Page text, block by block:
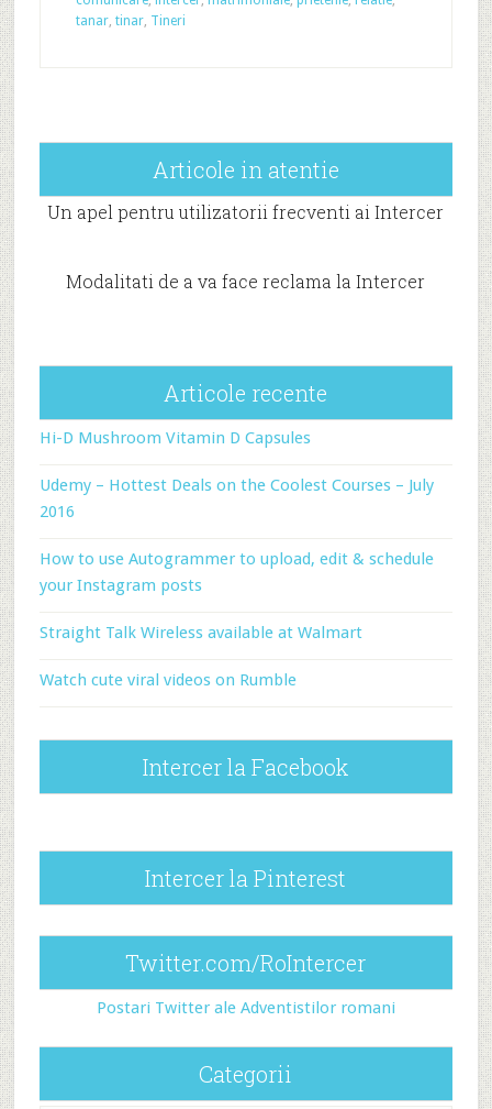
tanar, tinar, Tineri
Articole in atentie
Un apel pentru utilizatorii frecventi ai Intercer
Modalitati de a va face reclama la Intercer
Articole recente
Hi-D Mushroom Vitamin D Capsules
Udemy – Hottest Deals on the Coolest Courses – July
2016
How to use Autogrammer to upload, edit & schedule
your Instagram posts
Straight Talk Wireless available at Walmart
Watch cute viral videos on Rumble
Intercer la Facebook
Intercer la Pinterest
Twitter.com/RoIntercer
Postari Twitter ale Adventistilor romani
Categorii